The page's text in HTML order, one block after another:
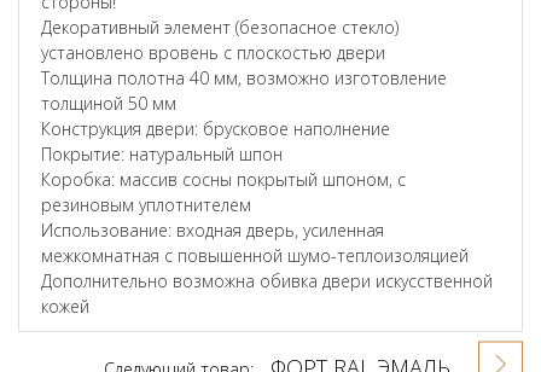
Декоративный элемент (безопасное стекло)
установлено вровень с плоскостью двери
Толщина полотна 40 мм, возможно изготовление
толщиной 50 мм
Конструкция двери: брусковое наполнение
Покрытие: натуральный шпон
Коробка: массив сосны покрытый шпоном, с
резиновым уплотнителем
Использование: входная дверь, усиленная
межкомнатная с повышенной шумо-теплоизоляцией
Дополнительно возможна обивка двери искусственной
кожей